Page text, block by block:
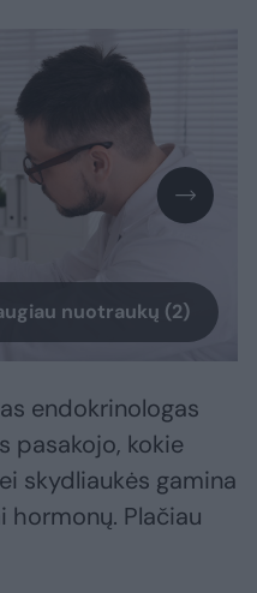
nuotraukų (2)
endokrinologas
pasakojo, kokie
skydliaukės gamina
hormonų. Plačiau